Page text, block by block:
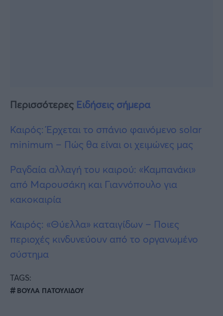
Περισσότερες Ειδήσεις σήμερα
Καιρός: Έρχεται το σπάνιο φαινόμενο solar
minimum – Πώς θα είναι οι χειμώνες μας
Ραγδαία αλλαγή του καιρού: «Καμπανάκι»
από Μαρουσάκη και Γιαννόπουλο για
κακοκαιρία
Καιρός: «Θύελλα» καταιγίδων – Ποιες
περιοχές κινδυνεύουν από το οργανωμένο
σύστημα
TAGS:
ΒΟΥΛΑ ΠΑΤΟΥΛΙΔΟΥ